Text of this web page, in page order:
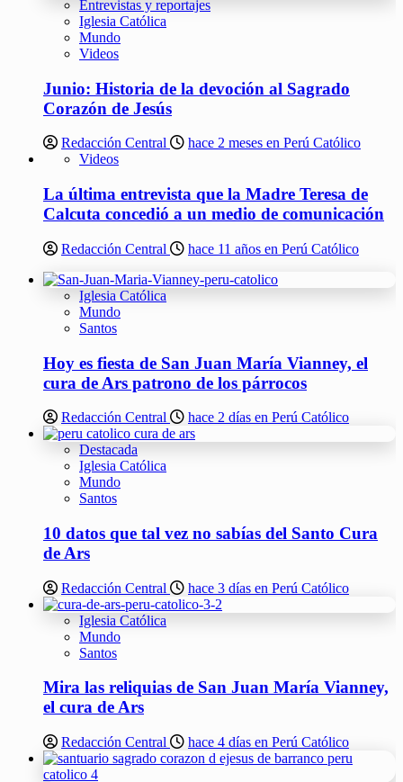
Entrevistas y reportajes
Iglesia Católica
Mundo
Videos
Junio: Historia de la devoción al Sagrado
Corazón de Jesús
Redacción Central
hace 2 meses en Perú Católico
Videos
La última entrevista que la Madre Teresa de
Calcuta concedió a un medio de comunicación
Redacción Central hace 11 años en Perú Católico
Iglesia Católica
Mundo
Santos
Hoy es fiesta de San Juan María Vianney, el
cura de Ars patrono de los párrocos
Redacción Central hace 2 días en Perú Católico
Destacada
Iglesia Católica
Mundo
Santos
10 datos que tal vez no sabías del Santo Cura
de Ars
Redacción Central hace 3 días en Perú Católico
Iglesia Católica
Mundo
Santos
Mira las reliquias de San Juan María Vianney,
el cura de Ars
Redacción Central hace 4 días en Perú Católico